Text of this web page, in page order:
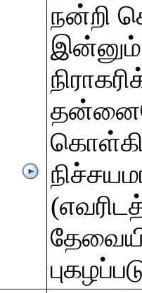
நன்றி